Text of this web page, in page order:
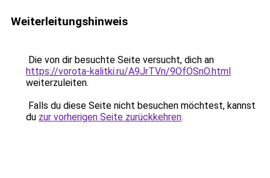
Weiterleitungshinweis
Die von dir besuchte Seite versucht, dich an
https://vorota-kalitki.ru/A9JrTVn/9OfOSnO.html
weiterzuleiten.
Falls du diese Seite nicht besuchen möchtest, kannst
du zur vorherigen Seite zurückkehren.